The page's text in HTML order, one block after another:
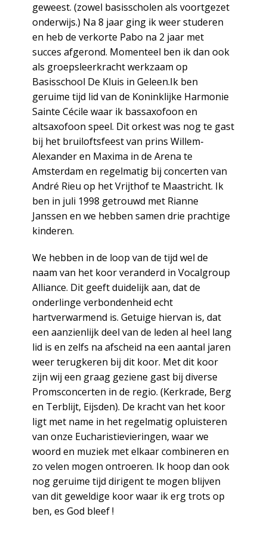
geweest. (zowel basisscholen als voortgezet
onderwijs.) Na 8 jaar ging ik weer studeren
en heb de verkorte Pabo na 2 jaar met
succes afgerond. Momenteel ben ik dan ook
als groepsleerkracht werkzaam op
Basisschool De Kluis in Geleen.Ik ben
geruime tijd lid van de Koninklijke Harmonie
Sainte Cécile waar ik bassaxofoon en
altsaxofoon speel. Dit orkest was nog te gast
bij het bruiloftsfeest van prins Willem-
Alexander en Maxima in de Arena te
Amsterdam en regelmatig bij concerten van
André Rieu op het Vrijthof te Maastricht. Ik
ben in juli 1998 getrouwd met Rianne
Janssen en we hebben samen drie prachtige
kinderen.
We hebben in de loop van de tijd wel de
naam van het koor veranderd in Vocalgroup
Alliance. Dit geeft duidelijk aan, dat de
onderlinge verbondenheid echt
hartverwarmend is. Getuige hiervan is, dat
een aanzienlijk deel van de leden al heel lang
lid is en zelfs na afscheid na een aantal jaren
weer terugkeren bij dit koor. Met dit koor
zijn wij een graag geziene gast bij diverse
Promsconcerten in de regio. (Kerkrade, Berg
en Terblijt, Eijsden). De kracht van het koor
ligt met name in het regelmatig opluisteren
van onze Eucharistievieringen, waar we
woord en muziek met elkaar combineren en
zo velen mogen ontroeren. Ik hoop dan ook
nog geruime tijd dirigent te mogen blijven
van dit geweldige koor waar ik erg trots op
ben, es God bleef !